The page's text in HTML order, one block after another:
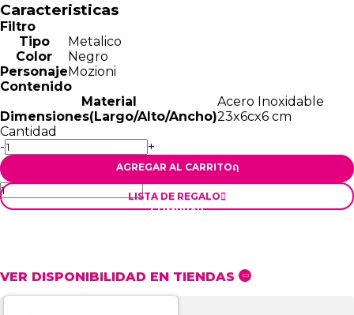
Caracteristicas
Filtro
Tipo
Metalico
Color
Negro
PersonajeMozioni
Contenido
Material
Acero Inoxidable
Dimensiones(Largo/Alto/Ancho)23x6cx6 cm
Cantidad
-
+
AGREGAR AL CARRITOຐ
COMPRAR
LISTA DE REGALO
VER DISPONIBILIDAD EN TIENDAS